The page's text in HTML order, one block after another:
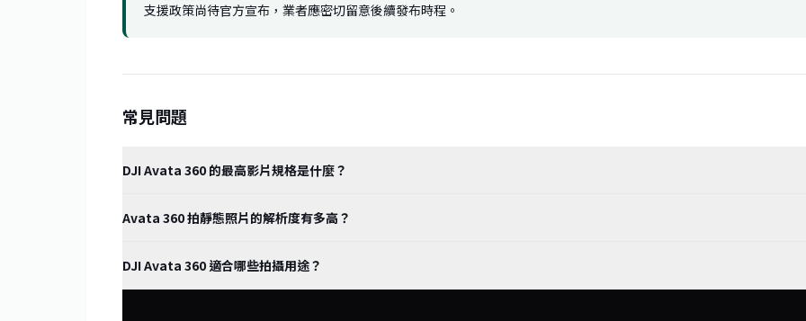
支援政策尚待官方宣布，業者應密切留意後續發布時程。
常見問題
DJI Avata 360 的最高影片規格是什麼？
Avata 360 拍靜態照片的解析度有多高？
DJI Avata 360 適合哪些拍攝用途？